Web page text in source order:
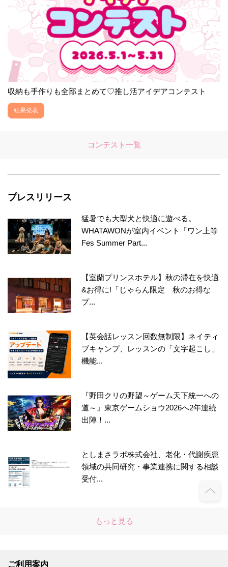
収納も手作りも全部まとめて♡推し活アイデアコンテスト
結果発表
コンテスト一覧
プレスリリース
猛暑でも大型犬と快適に遊べる。
WHATAWONが室内イベント「ワン上等
Fes Summer Part...
【室蘭プリンスホテル】秋の滞在を快適
&お得に!「じゃらん限定 秋のお得な
プ...
【英会話レッスン回数無制限】ネイティ
ブキャンプ、レッスンの「文字起こし」
機能...
『野田クリの野望～ゲーム天下統一への
道～』東京ゲームショウ2026へ2年連続
出陣！...
としまさラボ株式会社、老化・代謝疾患
領域の共同研究・事業連携に関する相談
受付...
もっと見る
ご利用案内